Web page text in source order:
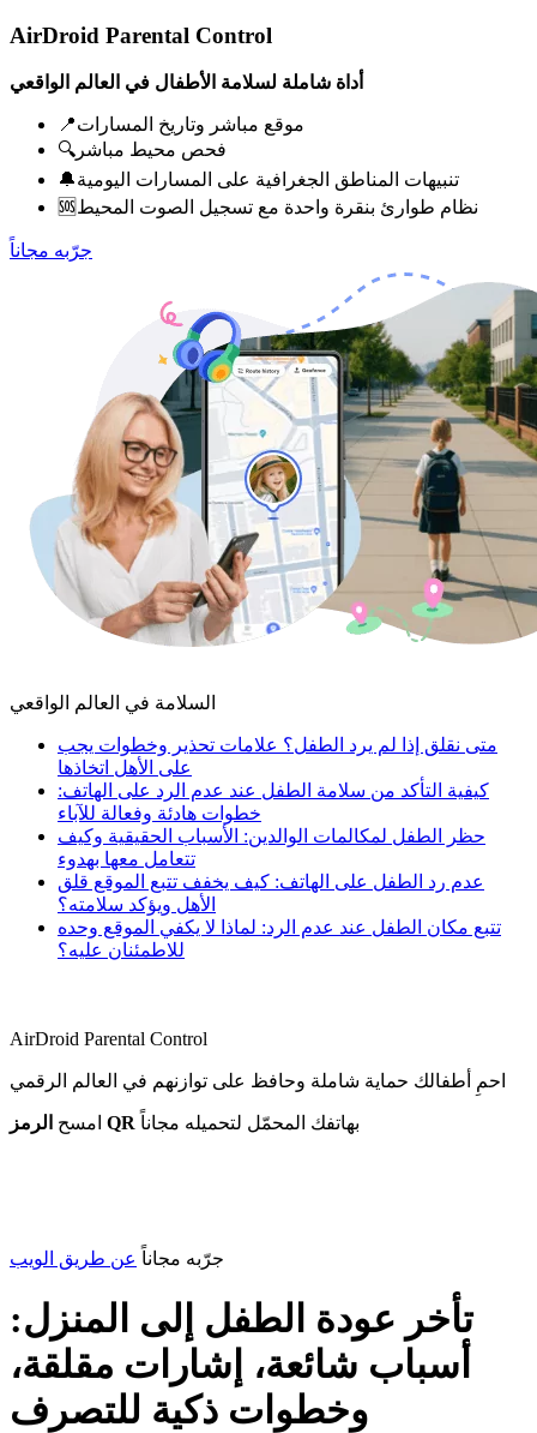
AirDroid Parental Control
أداة شاملة لسلامة الأطفال في العالم الواقعي
📍موقع مباشر وتاريخ المسارات
🔍فحص محيط مباشر
🔔تنبيهات المناطق الجغرافية على المسارات اليومية
🆘نظام طوارئ بنقرة واحدة مع تسجيل الصوت المحيط
جرّبه مجاناً
السلامة في العالم الواقعي
متى نقلق إذا لم يرد الطفل؟ علامات تحذير وخطوات يجب
على الأهل اتخاذها
كيفية التأكد من سلامة الطفل عند عدم الرد على الهاتف:
خطوات هادئة وفعالة للآباء
حظر الطفل لمكالمات الوالدين: الأسباب الحقيقية وكيف
تتعامل معها بهدوء
عدم رد الطفل على الهاتف: كيف يخفف تتبع الموقع قلق
الأهل ويؤكد سلامته؟
تتبع مكان الطفل عند عدم الرد: لماذا لا يكفي الموقع وحده
للاطمئنان عليه؟
AirDroid Parental Control
احمِ أطفالك حماية شاملة وحافظ على توازنهم في العالم الرقمي
امسح الرمز QR بهاتفك المحمّل لتحميله مجاناً
جرّبه مجاناً عن طريق الويب
تأخر عودة الطفل إلى المنزل:
أسباب شائعة، إشارات مقلقة،
وخطوات ذكية للتصرف